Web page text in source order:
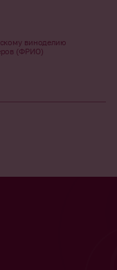
виноделию
(ФРИО)